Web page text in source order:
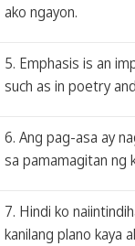
ako ngayon.
5. Emphasis is an
such as in poetry
6. Ang pag-asa ay
sa pamamagitan ng
7. Hindi ko
kanilang plano kaya